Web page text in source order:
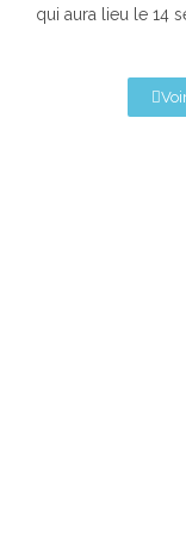
qui aura lieu le 14